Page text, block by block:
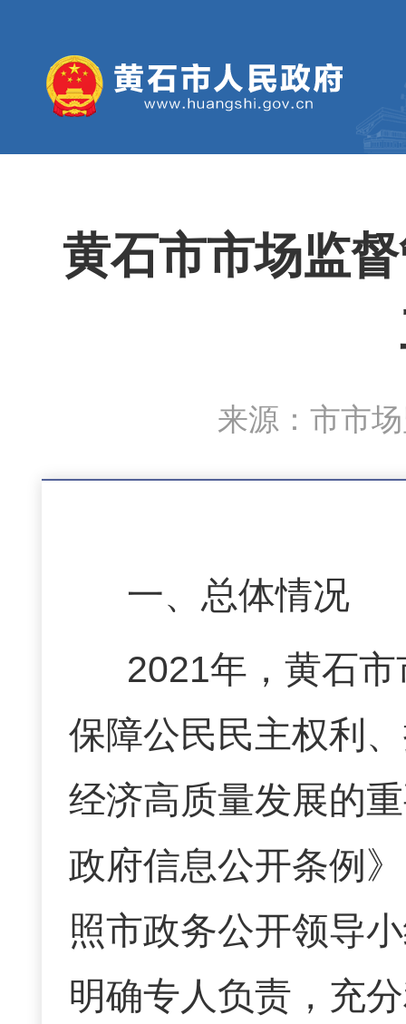
黄石市市场监
来源：市市
一、总体情况
2021年，黄石
保障公民民主权利
经济高质量发展的
政府信息公开条例
照市政务公开领导
明确专人负责，充